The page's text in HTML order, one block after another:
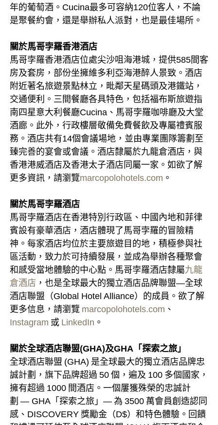
年的葡萄酒。Cucina最多可容納120位客人，不論
是聚餐約會，還是舉辦私人派對，也是最佳場所。
關於馬哥孛羅香港酒店
馬哥孛羅香港酒店位處尖沙咀海港城，提供585間客
房及套房，部份坐擁維多利亞海港醉人景致。酒店
附近著名旅遊景點林立，毗鄰天星碼頭及港鐵站，
交通便利。三間餐廳各具特色，包括福布斯旅遊指
南四星意大利餐廳Cucina、馬哥孛羅咖啡廳及大堂
酒廊。此外，行政樓層敬備免費餐飲及專屬禮賓服
務。酒店共有14個會議場地，並由專業團隊籌劃至
臻完善的宴會或會議。酒店隸屬於九龍倉酒店，與
香港港威酒店及香港太子酒店同屬一家。如欲了解
更多資訊，請瀏覽marcopolohotels.com 。
關於馬哥孛羅酒店
馬哥孛羅酒店在香港特別行政區、中國內地和菲律
賓設有豪華酒店，酒店體現了馬哥孛羅的冒險精
神。每家酒店均位於主要旅遊目的地，積極參與社
區活動，致力於可持續發展，並成為舉辦各種聚會
和感受當地體驗的中心點。馬哥孛羅酒店隸屬九龍
倉酒店 ，也是全球最大的獨立酒店品牌聯盟—全球
酒店聯盟（Global Hotel Alliance）的成員。欲了解
更多信息，請瀏覽 marcopolohotels.com 、
Instagram 或 LinkedIn 。
關於全球酒店聯盟(GHA)及GHA「探索之旅」
全球酒店聯盟 (GHA) 是全球最大的獨立酒店品牌忠
誠計劃，旗下品牌超過 50 個，遍及 100 多個國家，
擁有超過 1000 間酒店。一個屢獲殊榮的忠誠計
劃 — GHA「探索之旅」— 為 3500 萬會員創造認同
感、DISCOVERY 獎勵金（D$）和特色體驗。回饋